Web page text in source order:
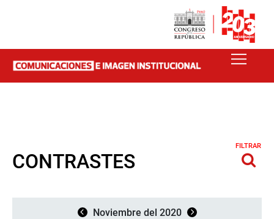
CONTRASTES
FILTRAR
Noviembre del 2020